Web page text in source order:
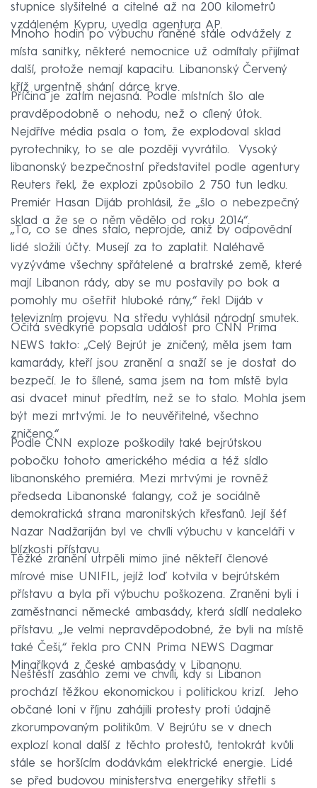
stupnice slyšitelné a citelné až na 200 kilometrů
vzdáleném Kypru, uvedla agentura AP.
Mnoho hodin po výbuchu raněné stále odvážely z
místa sanitky, některé nemocnice už odmítaly přijímat
další, protože nemají kapacitu. Libanonský Červený
kříž urgentně shání dárce krve.
Příčina je zatím nejasná. Podle místních šlo ale
pravděpodobně o nehodu, než o cílený útok.
Nejdříve média psala o tom, že explodoval sklad
pyrotechniky, to se ale později vyvrátilo. Vysoký
libanonský bezpečnostní představitel podle agentury
Reuters řekl, že explozi způsobilo 2 750 tun ledku.
Premiér Hasan Dijáb prohlásil, že „šlo o nebezpečný
sklad a že se o něm vědělo od roku 2014“.
„To, co se dnes stalo, neprojde, aniž by odpovědní
lidé složili účty. Musejí za to zaplatit. Naléhavě
vyzýváme všechny spřátelené a bratrské země, které
mají Libanon rády, aby se mu postavily po bok a
pomohly mu ošetřit hluboké rány,“ řekl Dijáb v
televizním projevu. Na středu vyhlásil národní smutek.
Očitá svědkyně popsala událost pro CNN Prima
NEWS takto: „Celý Bejrút je zničený, měla jsem tam
kamarády, kteří jsou zranění a snaží se je dostat do
bezpečí. Je to šílené, sama jsem na tom místě byla
asi dvacet minut předtím, než se to stalo. Mohla jsem
být mezi mrtvými. Je to neuvěřitelné, všechno
zničeno.“
Podle CNN exploze poškodily také bejrútskou
pobočku tohoto amerického média a též sídlo
libanonského premiéra. Mezi mrtvými je rovněž
předseda Libanonské falangy, což je sociálně
demokratická strana maronitských křesťanů. Její šéf
Nazar Nadžariján byl ve chvíli výbuchu v kanceláři v
blízkosti přístavu.
Těžké zranění utrpěli mimo jiné někteří členové
mírové mise UNIFIL, jejíž loď kotvila v bejrútském
přístavu a byla při výbuchu poškozena. Zraněni byli i
zaměstnanci německé ambasády, která sídlí nedaleko
přístavu. „Je velmi nepravděpodobné, že byli na místě
také Češi,“ řekla pro CNN Prima NEWS Dagmar
Minaříková z české ambasády v Libanonu.
Neštěstí zasáhlo zemi ve chvíli, kdy si Libanon
prochází těžkou ekonomickou i politickou krizí. Jeho
občané loni v říjnu zahájili protesty proti údajně
zkorumpovaným politikům. V Bejrútu se v dnech
explozí konal další z těchto protestů, tentokrát kvůli
stále se horšícím dodávkám elektrické energie. Lidé
se před budovou ministerstva energetiky střetli s